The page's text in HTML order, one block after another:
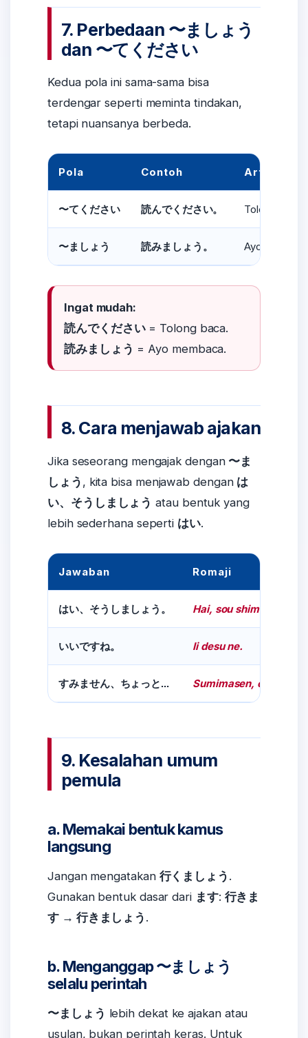
7. Perbedaan 〜ましょう
dan 〜てください
Kedua pola ini sama-sama bisa
terdengar seperti meminta tindakan,
tetapi nuansanya berbeda.
Pola Contoh Arti
〜てください 読んでください。 Tolong baca.
〜ましょう 読みましょう。 Ayo
Ingat mudah:
読んでください= Tolong baca.
読みましょう = Ayo membaca.
8. Cara menjawab ajakan
Jika seseorang mengajak dengan 〜ま
しょう , kita bisa menjawab dengan は
い、そうしましょう atau bentuk yang
lebih sederhana seperti はい.
Jawaban Romaji
はい、そうしましょう。 Hai, sou shimashou.
いいですね。 Ii desu ne.
すみません、ちょっと... Sumimasen, chotto...
9. Kesalahan umum
pemula
a. Memakai bentuk kamus
langsung
Jangan mengatakan 行くましょう .
Gunakan bentuk dasar dari ます: 行きま
す → 行きましょう .
b. Menganggap 〜ましょう
selalu perintah
〜ましょう lebih dekat ke ajakan atau
usulan, bukan perintah keras. Untuk